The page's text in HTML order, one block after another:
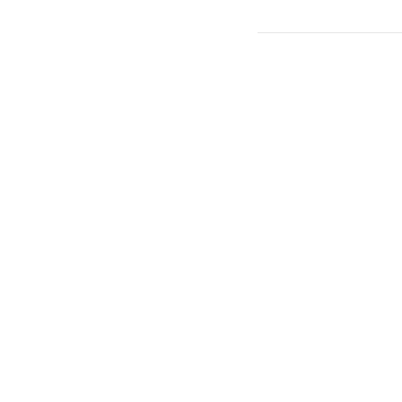
Sie können HIER Hilfe